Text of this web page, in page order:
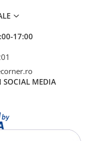
17:00
SOCIAL MEDIA